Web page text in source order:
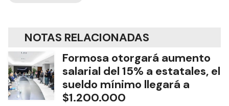
NOTAS RELACIONADAS
Formosa otorgará aumento
salarial del 15% a estatales, el
sueldo mínimo llegará a
$1.200.000